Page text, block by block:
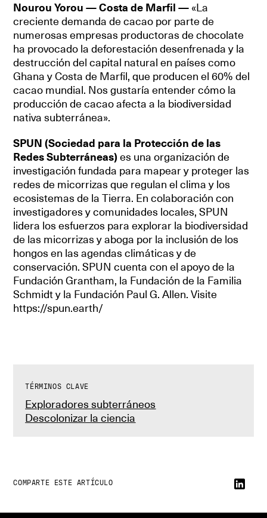
Nourou Yorou — Costa de Marfil — «La
creciente demanda de cacao por parte de
numerosas empresas productoras de chocolate
ha provocado la deforestación desenfrenada y la
destrucción del capital natural en países como
Ghana y Costa de Marfil, que producen el 60% del
cacao mundial. Nos gustaría entender cómo la
producción de cacao afecta a la biodiversidad
nativa subterránea».
SPUN (Sociedad para la Protección de las
Redes Subterráneas)es una organización de
investigación fundada para mapear y proteger las
redes de micorrizas que regulan el clima y los
ecosistemas de la Tierra. En colaboración con
investigadores y comunidades locales, SPUN
lidera los esfuerzos para explorar la biodiversidad
de las micorrizas y aboga por la inclusión de los
hongos en las agendas climáticas y de
conservación. SPUN cuenta con el apoyo de la
Fundación Grantham, la Fundación de la Familia
Schmidt y la Fundación Paul G. Allen. Visite
https://spun.earth/
TÉRMINOS CLAVE
Exploradores subterráneos
Descolonizar la ciencia
COMPARTE ESTE ARTÍCULO